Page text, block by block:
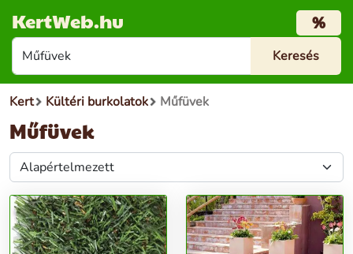
KertWeb.hu %
Kert Kültéri burkolatok Műfüvek
Műfüvek